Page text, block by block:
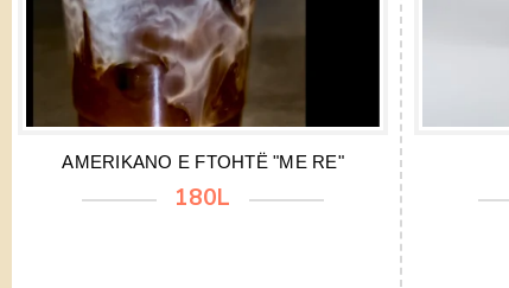
AMERIKANO E FTOHTË "ME RE"
180L